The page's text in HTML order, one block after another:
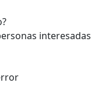
interesadas